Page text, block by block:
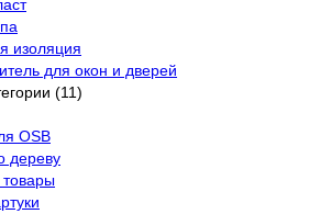
изоляция
для окон и дверей
(11)
OSB
дереву